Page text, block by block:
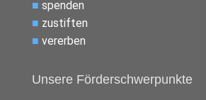
■ spenden
■ zustiften
■ vererben
Unsere Förderschwerpunkte